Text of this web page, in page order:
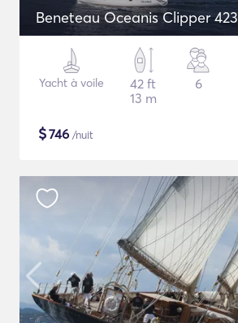
Beneteau Oceanis Clipper 423
Yacht à voile
42 ft
13 m
6
$746 /nuit